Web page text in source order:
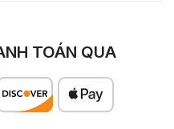
TOÁN QUA